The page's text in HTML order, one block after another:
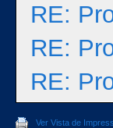
RE:
RE:
RE:
Ver Vista de